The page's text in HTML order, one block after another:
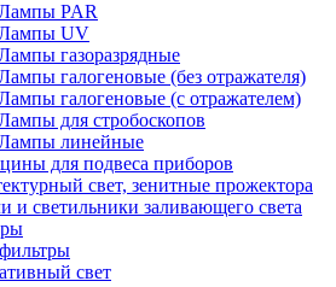
PAR
UV
газоразрядные
галогеновые (без отражателя)
галогеновые (с отражателем)
для стробоскопов
линейные
для подвеса приборов
свет, зенитные прожектора
и светильники заливающего света
свет